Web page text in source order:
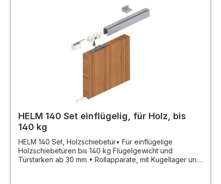
HELM 140 Set einflügelig, für Holz, bis
140 kg
HELM 140 Set, Holzschiebetür• Für einflügelige
Holzschiebetüren bis 140 kg Flügelgewicht und
Türstärken ab 30 mm • Rollapparate, mit Kugellager und